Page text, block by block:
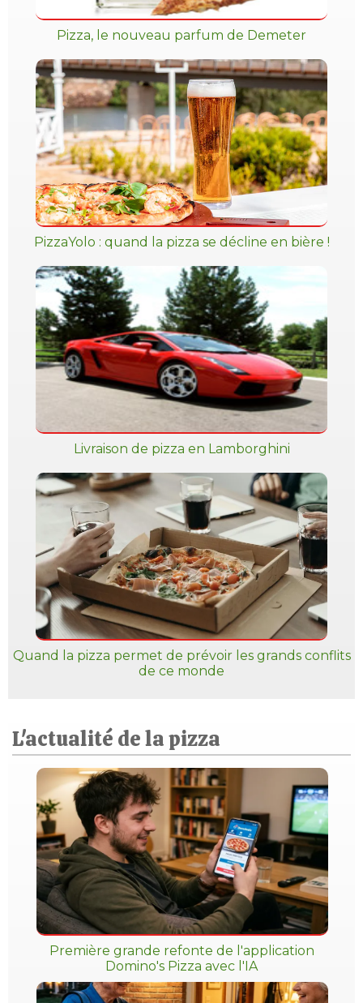
Pizza, le nouveau parfum de Demeter
PizzaYolo : quand la pizza se décline en bière !
Livraison de pizza en Lamborghini
Quand la pizza permet de prévoir les grands conflits
de ce monde
L'actualité de la pizza
Première grande refonte de l'application
Domino's Pizza avec l'IA